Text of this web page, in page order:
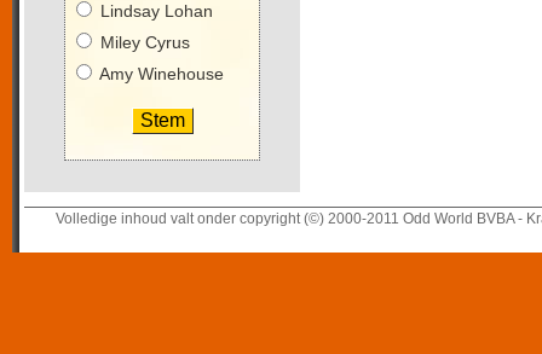
Lindsay Lohan
Miley Cyrus
Amy Winehouse
Volledige inhoud valt onder copyright (©) 2000-2011 Odd World BVBA -